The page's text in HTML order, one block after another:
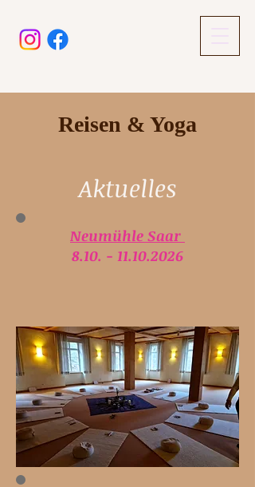
Reisen & Yoga
Aktuelles
Neumühle Saar
8.10. - 11.10.2026